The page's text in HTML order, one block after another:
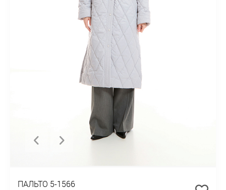
ПАЛЬТО 5-1566